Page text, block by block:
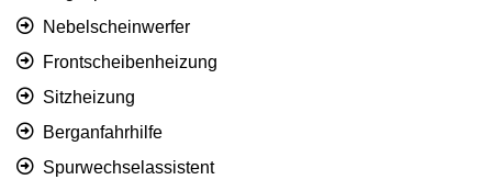
Nebelscheinwerfer
Frontscheibenheizung
Sitzheizung
Berganfahrhilfe
Spurwechselassistent